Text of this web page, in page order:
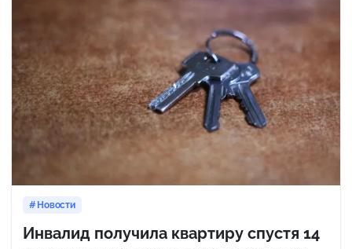
Новости
Инвалид получила квартиру спустя 14